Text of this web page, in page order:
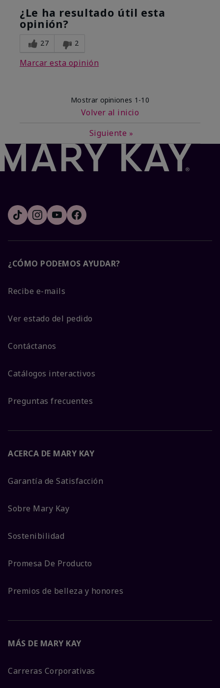
¿Le ha resultado útil esta
opinión?
27 2
Marcar esta opinión
Mostrar opiniones 1-10
Volver al inicio
Siguiente »
¿CÓMO PODEMOS AYUDAR?
Recibe e-mails
Ver estado del pedido
Contáctanos
Catálogos interactivos
Preguntas frecuentes
ACERCA DE MARY KAY
Garantía de Satisfacción
Sobre Mary Kay
Sostenibilidad
Promesa De Producto
Premios de belleza y honores
MÁS DE MARY KAY
Carreras Corporativas